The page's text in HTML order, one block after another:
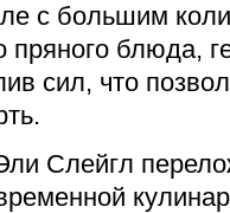
с большим
пряного блюда,
сил, что
Слейгл